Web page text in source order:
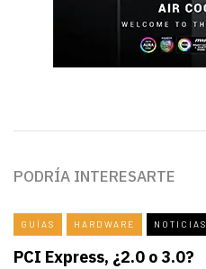
PODRÍA INTERESARTE
GUÍAS HARDWARE NOTICIAS
PCI Express, ¿2.0 o 3.0?